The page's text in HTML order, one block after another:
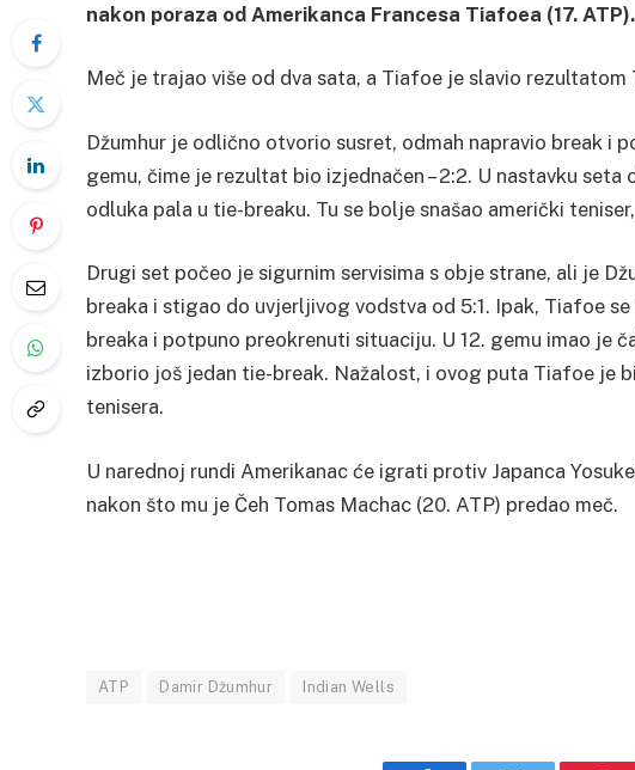
nakon poraza od Amerikanca Francesa Tiafoea (17. ATP).
Meč je trajao više od dva sata, a Tiafoe je slavio rezultatom
Džumhur je odlično otvorio susret, odmah napravio break i
gemu, čime je rezultat bio izjednačen – 2:2. U nastavku
odluka pala u tie-breaku. Tu se bolje snašao američki
Drugi set počeo je sigurnim servisima s obje strane, ali je
breaka i stigao do uvjerljivog vodstva od 5:1. Ipak, Tiafoe
breaka i potpuno preokrenuti situaciju. U 12. gemu imao je
izborio još jedan tie-break. Nažalost, i ovog puta Tiafoe je
tenisera.
U narednoj rundi Amerikanac će igrati protiv Japanca
nakon što mu je Čeh Tomas Machac (20. ATP) predao meč.
ATP Damir Džumhur Indian Wells